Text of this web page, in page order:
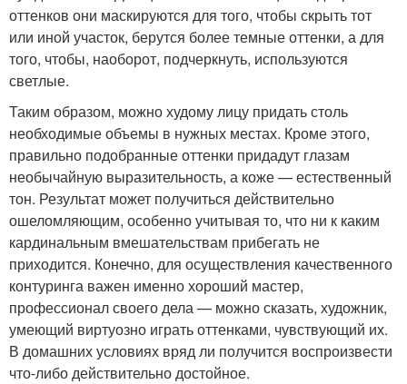
оттенков они маскируются для того, чтобы скрыть тот
или иной участок, берутся более темные оттенки, а для
того, чтобы, наоборот, подчеркнуть, используются
светлые.
Таким образом, можно худому лицу придать столь
необходимые объемы в нужных местах. Кроме этого,
правильно подобранные оттенки придадут глазам
необычайную выразительность, а коже — естественный
тон. Результат может получиться действительно
ошеломляющим, особенно учитывая то, что ни к каким
кардинальным вмешательствам прибегать не
приходится. Конечно, для осуществления качественного
контуринга важен именно хороший мастер,
профессионал своего дела — можно сказать, художник,
умеющий виртуозно играть оттенками, чувствующий их.
В домашних условиях вряд ли получится воспроизвести
что-либо действительно достойное.